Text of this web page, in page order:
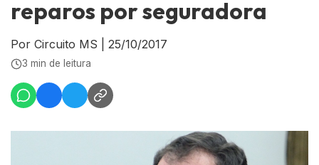
reparos por seguradora
Por Circuito MS 25/10/2017
3 min de leitura